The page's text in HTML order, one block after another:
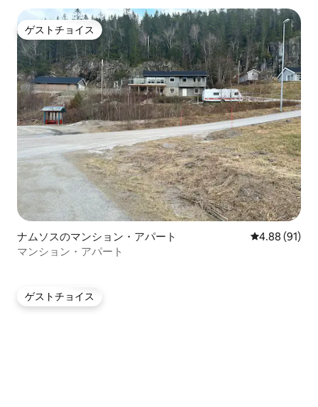
ゲストチョイス
ゲストチョイス
ナムソスのマンション・アパート レビュー91
4.88 (91)
マンション・アパート
ゲストチョイス
ゲストチョイス